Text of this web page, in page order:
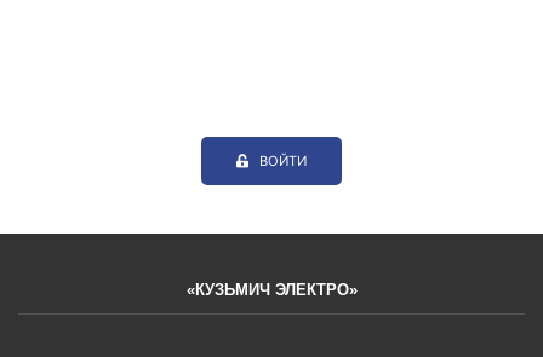
ВОЙТИ
«КУЗЬМИЧ ЭЛЕКТРО»